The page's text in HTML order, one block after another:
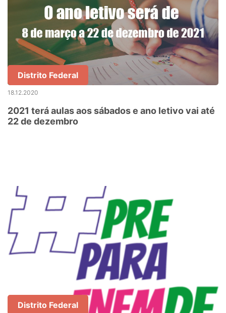
Distrito Federal
18.12.2020
2021 terá aulas aos sábados e ano letivo vai até
22 de dezembro
Distrito Federal